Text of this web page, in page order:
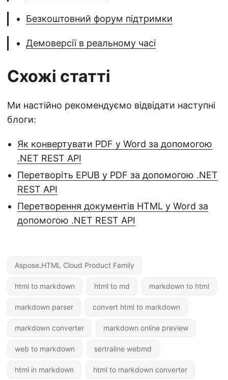
Безкоштовний форум підтримки
Демоверсії в реальному часі
Схожі статті
Ми настійно рекомендуємо відвідати наступні
блоги:
Як конвертувати PDF у Word за допомогою
.NET REST API
Перетворіть EPUB у PDF за допомогою .NET
REST API
Перетворення документів HTML у Word за
допомогою .NET REST API
Aspose.HTML Cloud Product Family
html to markdown html to md markdown to html
markdown parser convert html to markdown
markdown converter markdown online preview
web to markdown sertraline webmd
html in markdown html to markdown converter